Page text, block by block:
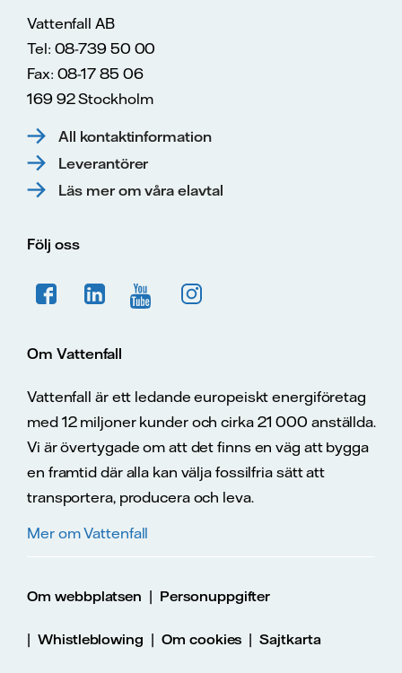
Vattenfall AB
Tel: 08-739 50 00
Fax: 08-17 85 06
169 92 Stockholm
All kontaktinformation
Leverantörer
Läs mer om våra elavtal
Följ oss
Om Vattenfall
Vattenfall är ett ledande europeiskt energiföretag
med 12 miljoner kunder och cirka 21 000 anställda.
Vi är övertygade om att det finns en väg att bygga
en framtid där alla kan välja fossilfria sätt att
transportera, producera och leva.
Mer om Vattenfall
Om webbplatsen | Personuppgifter
| Whistleblowing | Om cookies |Sajtkarta